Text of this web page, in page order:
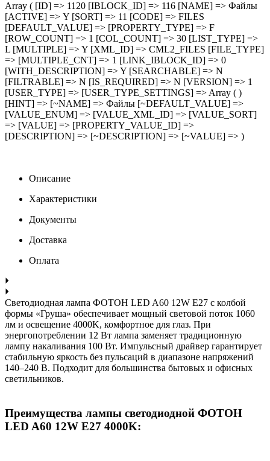
Array ( [ID] => 1120 [IBLOCK_ID] => 116 [NAME] => Файлы
[ACTIVE] => Y [SORT] => 11 [CODE] => FILES
[DEFAULT_VALUE] => [PROPERTY_TYPE] => F
[ROW_COUNT] => 1 [COL_COUNT] => 30 [LIST_TYPE] =>
L [MULTIPLE] => Y [XML_ID] => CML2_FILES [FILE_TYPE]
=> [MULTIPLE_CNT] => 1 [LINK_IBLOCK_ID] => 0
[WITH_DESCRIPTION] => Y [SEARCHABLE] => N
[FILTRABLE] => N [IS_REQUIRED] => N [VERSION] => 1
[USER_TYPE] => [USER_TYPE_SETTINGS] => Array ( )
[HINT] => [~NAME] => Файлы [~DEFAULT_VALUE] =>
[VALUE_ENUM] => [VALUE_XML_ID] => [VALUE_SORT]
=> [VALUE] => [PROPERTY_VALUE_ID] =>
[DESCRIPTION] => [~DESCRIPTION] => [~VALUE] => )
Описание
Характеристики
Документы
Доставка
Оплата
Светодиодная лампа ФОТОН LED A60 12W E27 с колбой
формы «Груша» обеспечивает мощный световой поток 1060
лм и освещение 4000K, комфортное для глаз. При
энергопотреблении 12 Вт лампа заменяет традиционную
лампу накаливания 100 Вт. Импульсный драйвер гарантирует
стабильную яркость без пульсаций в диапазоне напряжений
140–240 В. Подходит для большинства бытовых и офисных
светильников.
Преимущества лампы светодиодной ФОТОН
LED A60 12W E27 4000K: